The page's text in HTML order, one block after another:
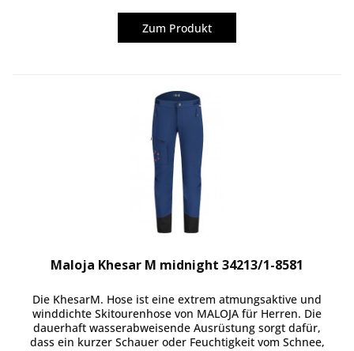
Zum Produkt
Maloja Khesar M midnight 34213/1-8581
Die KhesarM. Hose ist eine extrem atmungsaktive und
winddichte Skitourenhose von MALOJA für Herren. Die
dauerhaft wasserabweisende Ausrüstung sorgt dafür,
dass ein kurzer Schauer oder Feuchtigkeit vom Schnee,